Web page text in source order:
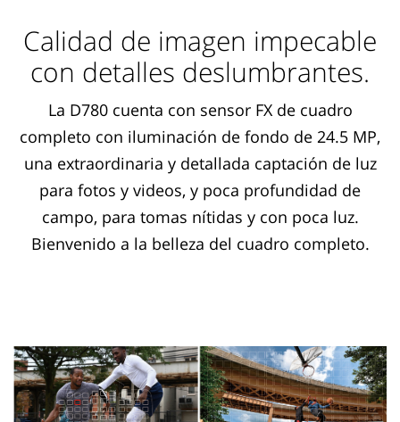
Calidad de imagen impecable
con detalles deslumbrantes.
La D780 cuenta con sensor FX de cuadro
completo con iluminación de fondo de 24.5 MP,
una extraordinaria y detallada captación de luz
para fotos y videos, y poca profundidad de
campo, para tomas nítidas y con poca luz.
Bienvenido a la belleza del cuadro completo.